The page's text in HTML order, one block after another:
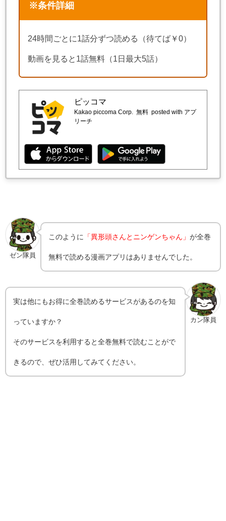
※条件詳細
24時間ごとに1話分ずつ読める（待てば￥0）
動画を見ると1話無料（1日最大5話）
ピッコマ
Kakao piccoma Corp. 無料 posted with アプ
リーチ
ゼン隊員
このように 「異形頭さんとニンゲンちゃん」が全巻
無料で読める漫画アプリはありませんでした。
カン隊員
実は他にもお得に全巻読めるサービスがあるのを知
っていますか？
そのサービスを利用すると全巻無料で読むことがで
きるので、ぜひ活用してみてください。